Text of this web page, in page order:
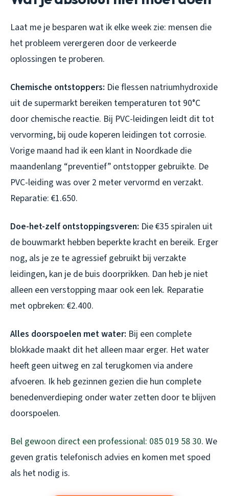
Laat me je besparen wat ik elke week zie: mensen die
het probleem verergeren door de verkeerde
oplossingen te proberen.
Chemische ontstoppers: Die flessen natriumhydroxide
uit de supermarkt bereiken temperaturen tot 90°C
door chemische reactie. Bij PVC-leidingen leidt dit tot
vervorming, bij oude koperen leidingen tot corrosie.
Vorige maand had ik een klant in Noordkade die
maandenlang “preventief” ontstopper gebruikte. De
PVC-leiding was over 2 meter vervormd en verzakt.
Reparatie: €1.650.
Doe-het-zelf ontstoppingsveren: Die €35 spiralen uit
de bouwmarkt hebben beperkte kracht en bereik. Erger
nog, als je ze te agressief gebruikt bij verzakte
leidingen, kan je de buis doorprikken. Dan heb je niet
alleen een verstopping maar ook een lek. Reparatie
met opbreken: €2.400.
Alles doorspoelen met water: Bij een complete
blokkade maakt dit het alleen maar erger. Het water
heeft geen uitweg en zal terugkomen via andere
afvoeren. Ik heb gezinnen gezien die hun complete
benedenverdieping onder water zetten door te blijven
doorspoelen.
Bel gewoon direct een professional: 085 019 58 30. We
geven gratis telefonisch advies en komen met spoed
als het nodig is.